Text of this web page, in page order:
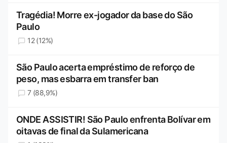
Tragédia! Morre ex-jogador da base do São
Paulo
12 (12%)
São Paulo acerta empréstimo de reforço de
peso, mas esbarra em transfer ban
7 (88,9%)
ONDE ASSISTIR! São Paulo enfrenta Bolívar em
oitavas de final da Sulamericana